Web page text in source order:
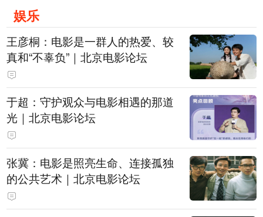
娱乐
王彦桐：电影是一群人的热爱、较
真和“不辜负”｜北京电影论坛
于超：守护观众与电影相遇的那道
光｜北京电影论坛
张冀：电影是照亮生命、连接孤独
的公共艺术｜北京电影论坛